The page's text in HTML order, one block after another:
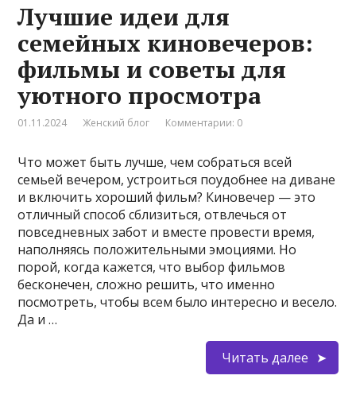
Лучшие идеи для
семейных киновечеров:
фильмы и советы для
уютного просмотра
01.11.2024 Женский блог Комментарии: 0
Что может быть лучше, чем собраться всей
семьей вечером, устроиться поудобнее на диване
и включить хороший фильм? Киновечер — это
отличный способ сблизиться, отвлечься от
повседневных забот и вместе провести время,
наполняясь положительными эмоциями. Но
порой, когда кажется, что выбор фильмов
бесконечен, сложно решить, что именно
посмотреть, чтобы всем было интересно и весело.
Да и …
Читать далее